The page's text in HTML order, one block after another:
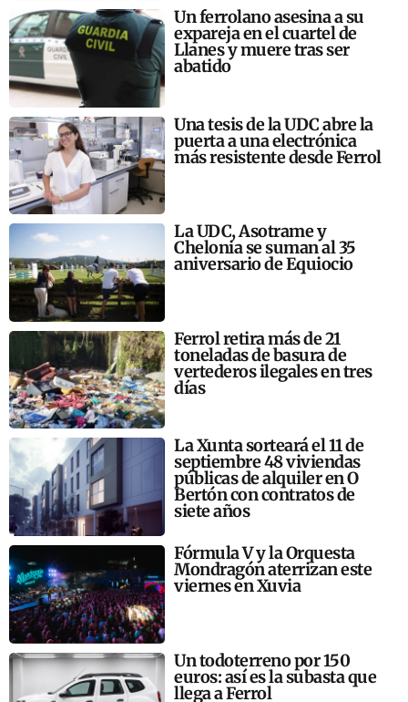
Un ferrolano asesina a su
expareja en el cuartel de
Llanes y muere tras ser
abatido
Una tesis de la UDC abre la
puerta a una electrónica
más resistente desde Ferrol
La UDC, Asotrame y
Chelonia se suman al 35
aniversario de Equiocio
Ferrol retira más de 21
toneladas de basura de
vertederos ilegales en tres
días
La Xunta sorteará el 11 de
septiembre 48 viviendas
públicas de alquiler en O
Bertón con contratos de
siete años
Fórmula V y la Orquesta
Mondragón aterrizan este
viernes en Xuvia
Un todoterreno por 150
euros: así es la subasta que
llega a Ferrol